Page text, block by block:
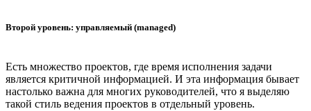
Второй уровень: управляемый (managed)
Есть множество проектов, где время исполнения задачи
является критичной информацией. И эта информация бывает
настолько важна для многих руководителей, что я выделяю
такой стиль ведения проектов в отдельный уровень.